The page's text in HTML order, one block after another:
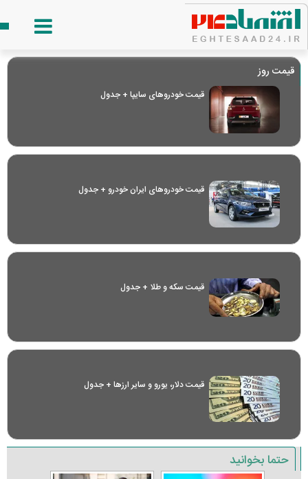
قیمت روز
قیمت خودرو‌های سایپا + جدول
قیمت خودرو‌های ایران خودرو + جدول
قیمت سکه و طلا + جدول
قیمت دلار، یورو و سایر ارز‌ها + جدول
حتما بخوانید